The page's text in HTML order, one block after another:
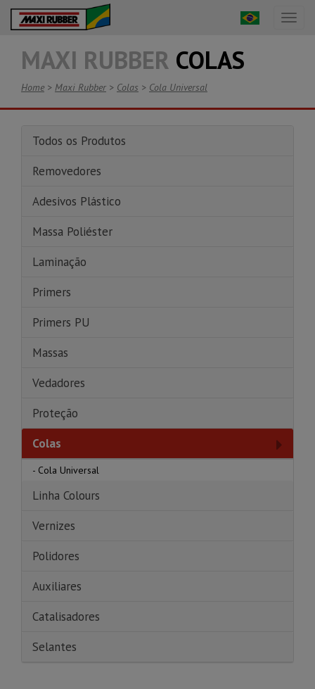
MAXI RUBBER COLAS
Home > Maxi Rubber > Colas > Cola Universal
Todos os Produtos
Removedores
Adesivos Plástico
Massa Poliéster
Laminação
Primers
Primers PU
Massas
Vedadores
Proteção
Colas
- Cola Universal
Linha Colours
Vernizes
Polidores
Auxiliares
Catalisadores
Selantes